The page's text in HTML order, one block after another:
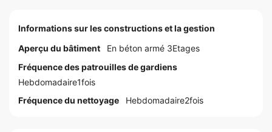
Informations sur les constructions et la gestion
Aperçu du bâtiment
En béton armé 3Etages
Fréquence des patrouilles de gardiens
Hebdomadaire1fois
Fréquence du nettoyage
Hebdomadaire2fois